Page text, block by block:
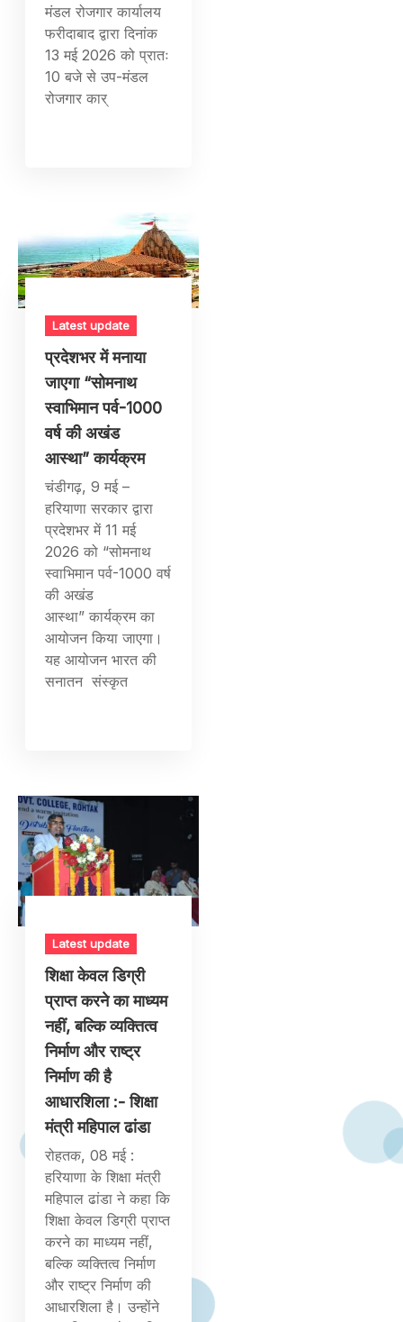
मंडल रोजगार कार्यालय
फरीदाबाद द्वारा दिनांक
13 मई 2026 को प्रातः
10 बजे से उप-मंडल
रोजगार कार्
Latest update
प्रदेशभर में मनाया
जाएगा “सोमनाथ
स्वाभिमान पर्व-1000
वर्ष की अखंड
आस्था” कार्यक्रम
चंडीगढ़, 9 मई –
हरियाणा सरकार द्वारा
प्रदेशभर में 11 मई
2026 को “सोमनाथ
स्वाभिमान पर्व-1000 वर्ष
की अखंड
आस्था” कार्यक्रम का
आयोजन किया जाएगा।
यह आयोजन भारत की
सनातन संस्कृत
Latest update
शिक्षा केवल डिग्री
प्राप्त करने का माध्यम
नहीं, बल्कि व्यक्तित्व
निर्माण और राष्ट्र
निर्माण की है
आधारशिला :- शिक्षा
मंत्री महिपाल ढांडा
रोहतक, 08 मई :
हरियाणा के शिक्षा मंत्री
महिपाल ढांडा ने कहा कि
शिक्षा केवल डिग्री प्राप्त
करने का माध्यम नहीं,
बल्कि व्यक्तित्व निर्माण
और राष्ट्र निर्माण की
आधारशिला है। उन्होंने